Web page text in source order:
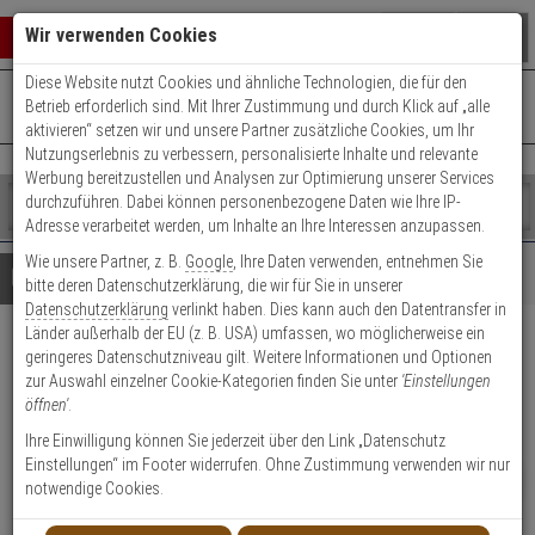
Warenkorb schließen
0 ARTIKEL IM WARENKORB
Ihr Warenkorb ist momentan leer.
Ergebnisse ()
Fertig
Shop
durchsuchen
Bitte
geben
Sie
mindestens
Zeichen
ein,
um
Suche
Es
wurde
noch
Kategorien
Suche
gestartet
+49 (0)821 899 493-0Mo. - Do.: 8:00 - 16:30 | Fr.: 8:00 - 14:00 Uhr
Kontaktservice nutzen
Details Beratung
ABUS Spector-E Schutzhelm
BG-Set weiß/orange
Produktmerkmale
Datenblatt drucken
Wir verwenden Cookies
Diese Website nutzt Cookies und ähnliche Technologien, die für den
Betrieb erforderlich sind. Mit Ihrer Zustimmung und durch Klick auf „alle
aktivieren“ setzen wir und unsere Partner zusätzliche Cookies, um Ihr
Nutzungserlebnis zu verbessern, personalisierte Inhalte und relevante
Werbung bereitzustellen und Analysen zur Optimierung unserer Services
durchzuführen. Dabei können personenbezogene Daten wie Ihre IP-
Adresse verarbeitet werden, um Inhalte an Ihre Interessen anzupassen.
Wie unsere Partner, z. B. Google , Ihre Daten verwenden, entnehmen Sie
bitte deren Datenschutzerklärung, die wir für Sie in unserer
Datenschutzerklärung verlinkt haben. Dies kann auch den Datentransfer in
Länder außerhalb der EU (z. B. USA) umfassen, wo möglicherweise ein
geringeres Datenschutzniveau gilt. Weitere Informationen und Optionen
zur Auswahl einzelner Cookie-Kategorien finden Sie unter 'Einstellungen
öffnen'.
Ihre Einwilligung können Sie jederzeit über den Link „Datenschutz
Einstellungen“ im Footer widerrufen. Ohne Zustimmung verwenden wir nur
notwendige Cookies.